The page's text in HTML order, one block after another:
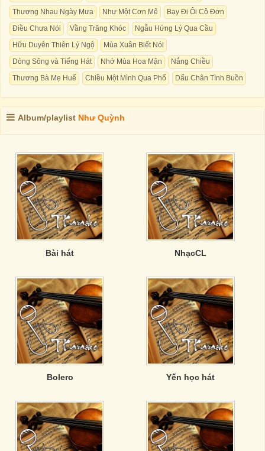
Thương Nhau Ngày Mưa
Như Một Cơn Mê
Bay Đi Ôi Cô Ðơn
Điều Chưa Nói
Vầng Trăng Khóc
Ngẫu Hứng Lý Qua Cầu
Hữu Duyên Thiên Lý Ngộ
Mùa Xuân Biết Nói
Dòng Sông và Tiếng Hát
Nhớ Mùa Hoa Mận
Nắng Chiều
Thương Bà Mẹ Huế
Chiều Một Mình Qua Phố Dấu Chân Tình Buồn
Album/playlist Như Quỳnh
Bài hát NhạcCL
Bolero Yến học hát